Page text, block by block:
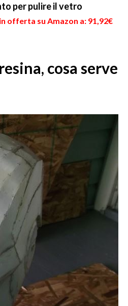
per pulire il vetro
in offerta su Amazon a: 91,92€
cosa serve